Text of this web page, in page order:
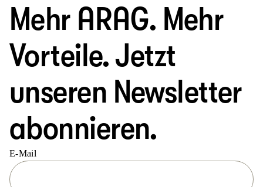
Mehr ARAG. Mehr
Vorteile. Jetzt
unseren Newsletter
abonnieren.
E-Mail